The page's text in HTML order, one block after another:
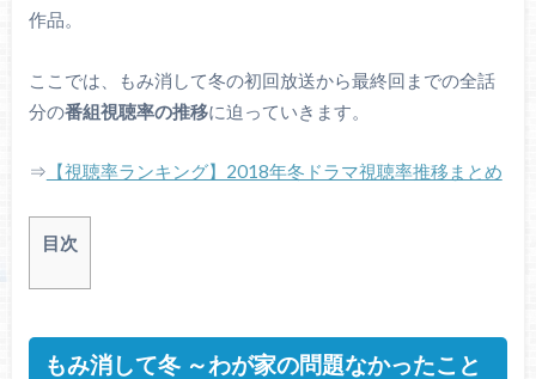
作品。
ここでは、もみ消して冬の初回放送から最終回までの全話
分の番組視聴率の推移に迫っていきます。
⇒ 【視聴率ランキング】2018年冬ドラマ視聴率推移まとめ
目次
もみ消して冬 ～わが家の問題なかったこと